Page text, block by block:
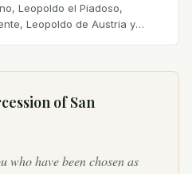
Leopoldo el Piadoso,
Leopoldo de Austria y
ofSan
who have been chosen as